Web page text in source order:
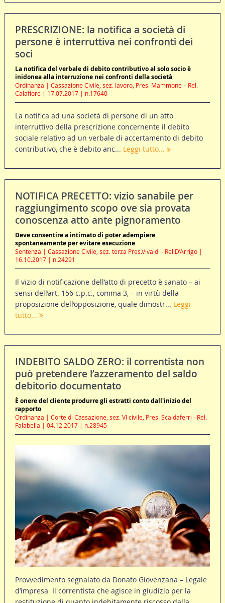
PRESCRIZIONE: la notifica a società di
persone è interruttiva nei confronti dei
soci
La notifica del verbale di debito contributivo al solo socio è
inidonea alla interruzione nei confronti della società
Ordinanza | Cassazione Civile, sez. lavoro, Pres. Mammone – Rel.
Calafiore | 17.07.2017 | n.17640
La notifica ad una società di persone di un atto
interruttivo della prescrizione concernente il debito
sociale relativo ad un verbale di accertamento di debito
contributivo, che è debito anc... Leggi tutto...
NOTIFICA PRECETTO: vizio sanabile per
raggiungimento scopo ove sia provata
conoscenza atto ante pignoramento
Deve consentire a intimato di poter adempiere
spontaneamente per evitare esecuzione
Sentenza | Cassazione Civile, sez. terza Pres.Vivaldi - Rel.D’Arrigo |
16.10.2017 | n.24291
Il vizio di notificazione dell’atto di precetto è sanato – ai
sensi dell’art. 156 c.p.c., comma 3, – in virtù della
proposizione dell’opposizione, quale dimostr... Leggi
tutto...
INDEBITO SALDO ZERO: il correntista non
può pretendere l’azzeramento del saldo
debitorio documentato
È onere del cliente produrre gli estratti conto dall'inizio del
rapporto
Ordinanza | Corte di Cassazione, sez. VI civile, Pres. Scaldaferri - Rel.
Falabella | 04.12.2017 | n.28945
Provvedimento segnalato da Donato Giovenzana – Legale
d’impresa Il correntista che agisce in giudizio per la